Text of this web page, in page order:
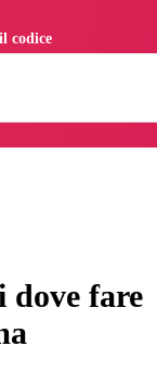
fare